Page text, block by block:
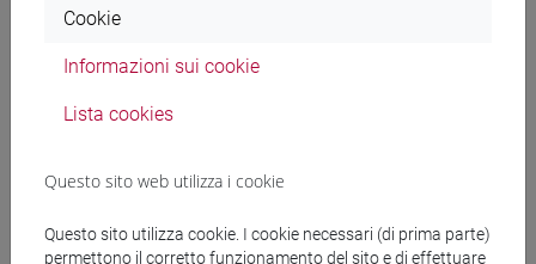
Ricerca insegnamenti
Cookie
Informazioni sui cookie
Lista cookies
Questo sito web utilizza i cookie
Questo sito utilizza cookie. I cookie necessari (di prima parte)
permettono il corretto funzionamento del sito e di effettuare